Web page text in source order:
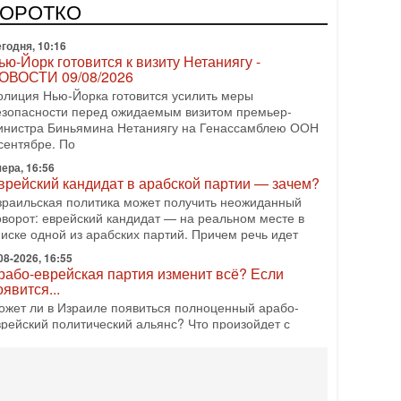
выборы могут быть сфальсифицированы,
проведение сорвано, а итоговые результаты
10:16
Йорк готовится к визиту Нетаниягу -
09/08/2026
Нью-Йорка готовится усилить меры
перед ожидаемым визитом премьер-
Биньямина Нетаниягу на Генассамблею ООН
По
16:56
кандидат в арабской партии — зачем?
политика может получить неожиданный
еврейский кандидат — на реальном месте в
одной из арабских партий. Причем речь идет
2026, 16:55
еврейская партия изменит всё? Если
ли в Израиле появиться полноценный арабо-
политический альянс? Что произойдет с